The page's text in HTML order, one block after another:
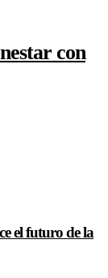
con
el futuro de la